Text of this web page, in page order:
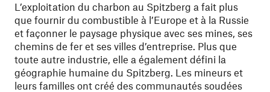
L’exploitation du charbon au Spitzberg a fait plus
que fournir du combustible à l’Europe et à la Russie
et façonner le paysage physique avec ses mines, ses
chemins de fer et ses villes d’entreprise. Plus que
toute autre industrie, elle a également défini la
géographie humaine du Spitzberg. Les mineurs et
leurs familles ont créé des communautés soudées